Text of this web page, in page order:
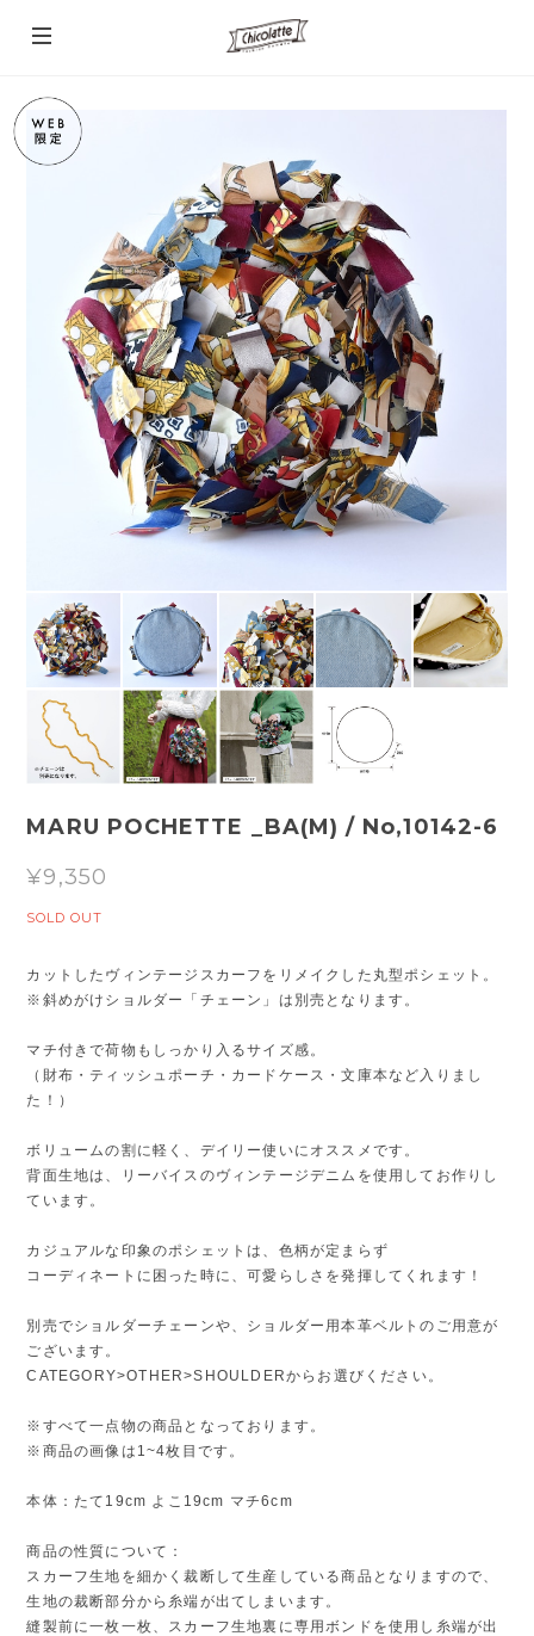
MARU POCHETTE _BA(M) / No,10142-6
¥9,350
SOLD OUT
カットしたヴィンテージスカーフをリメイクした丸型ポシェット。
※斜めがけショルダー「チェーン」は別売となります。
マチ付きで荷物もしっかり入るサイズ感。
（財布・ティッシュポーチ・カードケース・文庫本など入りまし
た！）
ボリュームの割に軽く、デイリー使いにオススメです。
背面生地は、リーバイスのヴィンテージデニムを使用してお作りし
ています。
カジュアルな印象のポシェットは、色柄が定まらず
コーディネートに困った時に、可愛らしさを発揮してくれます！
別売でショルダーチェーンや、ショルダー用本革ベルトのご用意が
ございます。
CATEGORY>OTHER>SHOULDERからお選びください。
※すべて一点物の商品となっております。
※商品の画像は1~4枚目です。
本体：たて19cm よこ19cm マチ6cm
商品の性質について：
スカーフ生地を細かく裁断して生産している商品となりますので、
生地の裁断部分から糸端が出てしまいます。
縫製前に一枚一枚、スカーフ生地裏に専用ボンドを使用し糸端が出